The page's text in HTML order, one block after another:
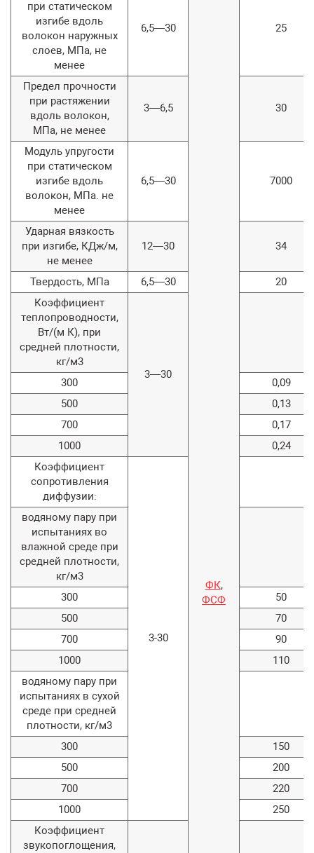
ФК,
ФСФ
при статическом
изгибе вдоль
волокон наружных
слоев, МПа, не
менее
6,5—30 25
Предел прочности
при растяжении
вдоль волокон,
МПа, не менее
3—6,5 30
Модуль упругости
при статическом
изгибе вдоль
волокон, МПа. не
менее
6,5—30 7000
Ударная вязкость
при изгибе, КДж/м,
не менее
12—30 34
Твердость, МПа 6,5—30
20
Коэффициент
теплопроводности,
Вт/(м К), при
средней плотности,
кг/м3
3—30
300
0,09
500
0,13
700
0,17
1000
0,24
Коэффициент
сопротивления
диффузии:
3-30
водяному пару при
испытаниях во
влажной среде при
средней плотности,
кг/м3
300
50
500
70
700
90
1000
110
водяному пару при
испытаниях в сухой
среде при средней
плотности, кг/м3
300
150
500
200
700
220
1000
250
Коэффициент
звукопоглощения,